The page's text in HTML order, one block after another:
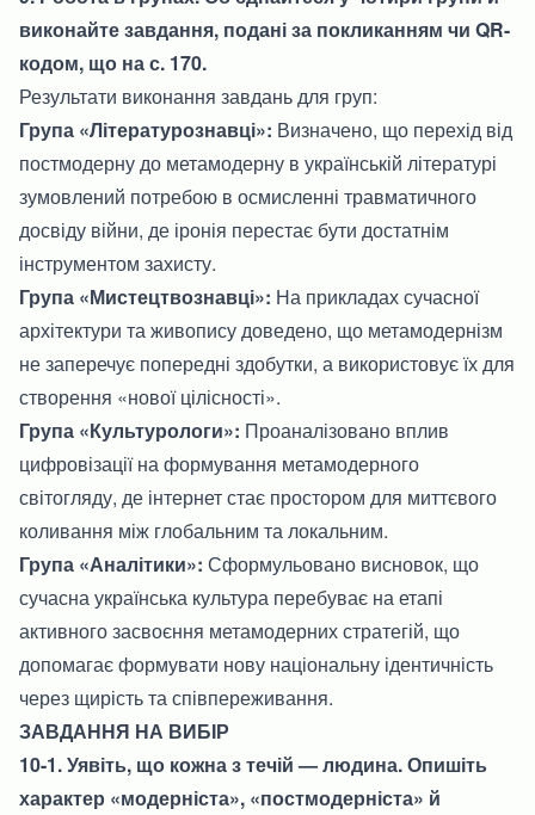
виконайте завдання, подані за покликанням чи QR-
кодом, що на с. 170.
Результати виконання завдань для груп:
Група «Літературознавці»: Визначено, що перехід від
постмодерну до метамодерну в українській літературі
зумовлений потребою в осмисленні травматичного
досвіду війни, де іронія перестає бути достатнім
інструментом захисту.
Група «Мистецтвознавці»: На прикладах сучасної
архітектури та живопису доведено, що метамодернізм
не заперечує попередні здобутки, а використовує їх для
створення «нової цілісності».
Група «Культурологи»: Проаналізовано вплив
цифровізації на формування метамодерного
світогляду, де інтернет стає простором для миттєвого
коливання між глобальним та локальним.
Група «Аналітики»: Сформульовано висновок, що
сучасна українська культура перебуває на етапі
активного засвоєння метамодерних стратегій, що
допомагає формувати нову національну ідентичність
через щирість та співпереживання.
ЗАВДАННЯ НА ВИБІР
10-1. Уявіть, що кожна з течій — людина. Опишіть
характер «модерніста», «постмодерніста» й